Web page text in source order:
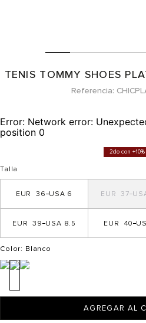
TENIS TOMMY SHOES
Referencia
Error: Network error:
position 0
2do con
Talla
6
36 37
8.5
39 40
Color: Blanco
AGREGAR AL